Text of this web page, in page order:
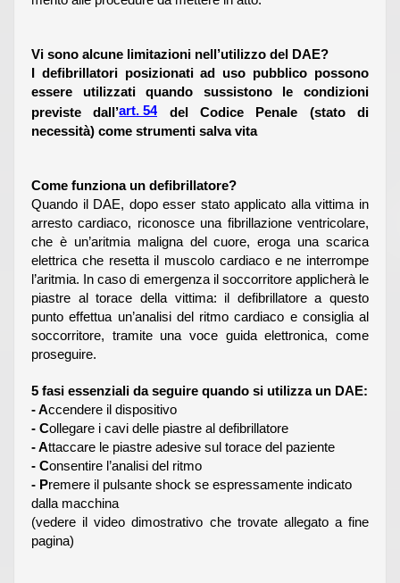
Vi sono alcune limitazioni nell’utilizzo del DAE?
I defibrillatori posizionati ad uso pubblico possono
essere utilizzati quando sussistono le condizioni
previste dall’art. 54 del Codice Penale (stato di
necessità) come strumenti salva vita
Come funziona un defibrillatore?
Quando il DAE, dopo esser stato applicato alla vittima in
arresto cardiaco, riconosce una fibrillazione ventricolare,
che è un’aritmia maligna del cuore, eroga una scarica
elettrica che resetta il muscolo cardiaco e ne interrompe
l’aritmia. In caso di emergenza il soccorritore applicherà le
piastre al torace della vittima: il defibrillatore a questo
punto effettua un’analisi del ritmo cardiaco e consiglia al
soccorritore, tramite una voce guida elettronica, come
proseguire.
5 fasi essenziali da seguire quando si utilizza un DAE:
- Accendere il dispositivo
- Collegare i cavi delle piastre al defibrillatore
- Attaccare le piastre adesive sul torace del paziente
- Consentire l’analisi del ritmo
- Premere il pulsante shock se espressamente indicato
dalla macchina
(vedere il video dimostrativo che trovate allegato a fine
pagina)